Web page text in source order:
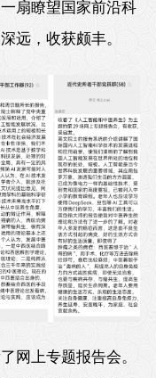
扇瞭望国家前沿科
远，收获颇丰。
网上专题报告会。